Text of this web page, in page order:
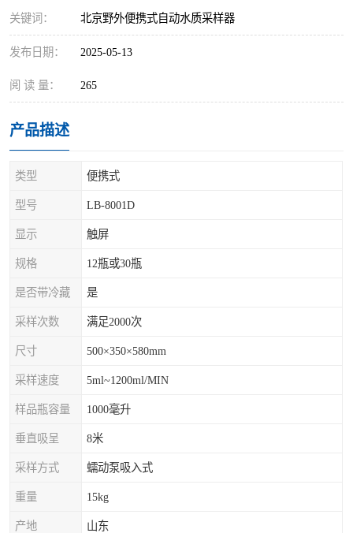
关键词： 北京野外便携式自动水质采样器
发布日期： 2025-05-13
阅 读 量： 265
产品描述
类型 便携式
型号 LB-8001D
显示 触屏
规格 12瓶或30瓶
是否带冷藏 是
采样次数 满足2000次
尺寸 500×350×580mm
采样速度 5ml~1200ml/MIN
样品瓶容量 1000毫升
垂直吸呈 8米
采样方式 蠕动泵吸入式
重量 15kg
产地 山东